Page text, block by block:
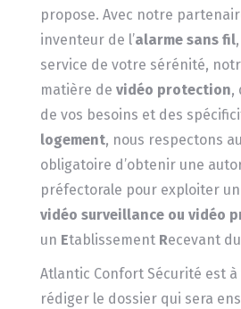
propose. Avec notre
inventeur de l’alarme sans fil
service de votre sérénité,
matière de vidéo protection,
de vos besoins et des
logement, nous respectons
obligatoire d’obtenir une
préfectorale pour exploiter un
vidéo surveillance ou vidéo
un Etablissement Recevant du
Atlantic Confort Sécurité est
rédiger le dossier qui sera